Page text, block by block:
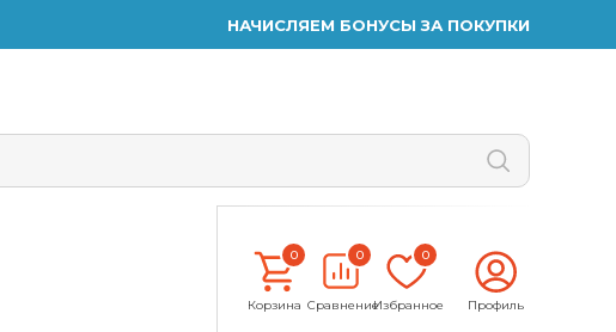
НАЧИСЛЯЕМ БОНУСЫ ЗА ПОКУПКИ
0
Корзина
0
Сравнение
0
Избранное Профиль